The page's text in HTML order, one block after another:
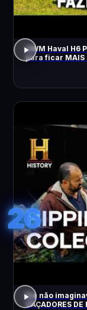
GWM Haval H6
para ficar MAIS
26
Ele não
CAÇADORES